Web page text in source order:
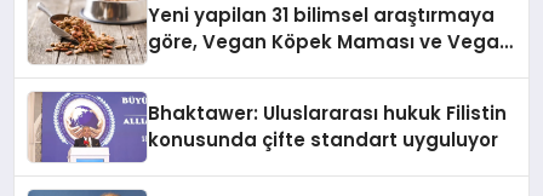
Yeni yapilan 31 bilimsel araştırmaya
göre, Vegan Köpek Maması ve Vegan
Bhaktawer: Uluslararası hukuk Filistin
konusunda çifte standart uyguluyor